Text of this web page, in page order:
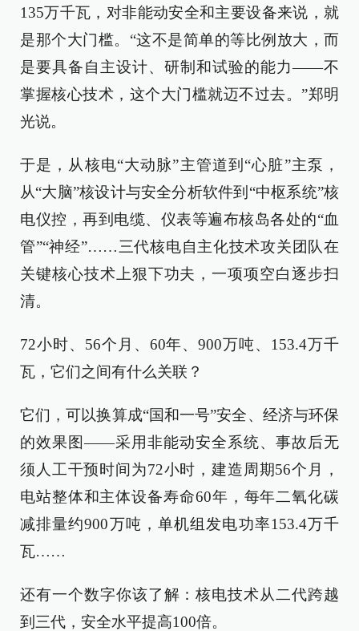
135万千瓦，对非能动安全和主要设备来说，就
是那个大门槛。“这不是简单的等比例放大，而
是要具备自主设计、研制和试验的能力——不
掌握核心技术，这个大门槛就迈不过去。”郑明
光说。
于是，从核电“大动脉”主管道到“心脏”主泵，
从“大脑”核设计与安全分析软件到“中枢系统”核
电仪控，再到电缆、仪表等遍布核岛各处的“血
管”“神经”……三代核电自主化技术攻关团队在
关键核心技术上狠下功夫，一项项空白逐步扫
清。
72小时、56个月、60年、900万吨、153.4万千
瓦，它们之间有什么关联？
它们，可以换算成“国和一号”安全、经济与环保
的效果图——采用非能动安全系统、事故后无
须人工干预时间为72小时，建造周期56个月，
电站整体和主体设备寿命60年，每年二氧化碳
减排量约900万吨，单机组发电功率153.4万千
瓦……
还有一个数字你该了解：核电技术从二代跨越
到三代，安全水平提高100倍。